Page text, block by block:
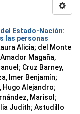
Estado-Nación:
las personas
Alicia; del Monte
Amador Magaña,
; Cruz Barney,
Imer Benjamín;
Hugo Alejandro;
Marisol ;
Judith; Astudillo